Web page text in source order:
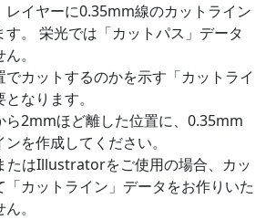
レイヤーに0.35mm線のカットライン
す。 栄光では「カットパス」データ
。
カットするのかを示す「カットライ
なります。
ら2mmほど離した位置に、0.35mm
を作成してください。
はIllustratorをご使用の場合、カッ
「カットライン」データをお作りいた
。